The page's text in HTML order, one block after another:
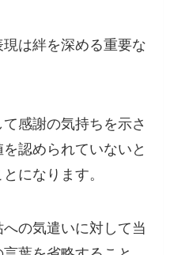
は絆を深める重要な
感謝の気持ちを示さ
認められていないと
になります。
の気遣いに対して当